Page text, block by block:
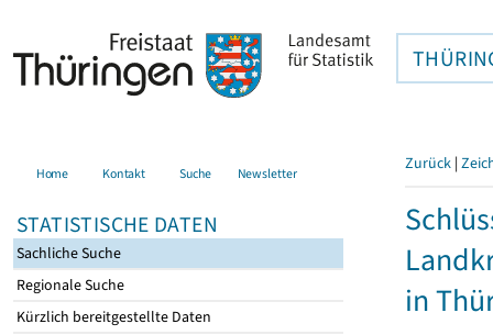
Home Kontakt Suche Newsletter
STATISTISCHE DATEN
Sachliche Suche
Regionale Suche
Kürzlich bereitgestellte Daten
Zurück |
in